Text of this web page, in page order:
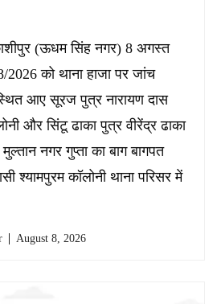
(ऊधम सिंह नगर) 8 अगस्त
2026 को थाना हाजा पर जांच
आए सूरज पुत्र नारायण दास
और सिंटू ढाका पुत्र वीरेंद्र ढाका
नगर गुप्ता का बाग बागपत
श्यामपुरम कॉलोनी थाना परिसर में
August 8, 2026